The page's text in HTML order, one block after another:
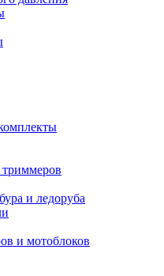
и ледоруба
и мотоблоков